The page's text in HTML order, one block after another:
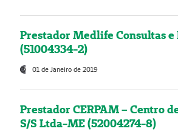
Prestador Medlife Consultas e
(51004334-2)
01 de Janeiro de 2019
Prestador CERPAM – Centro
S/S Ltda-ME (52004274-8)